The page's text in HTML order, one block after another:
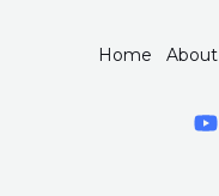
Home About